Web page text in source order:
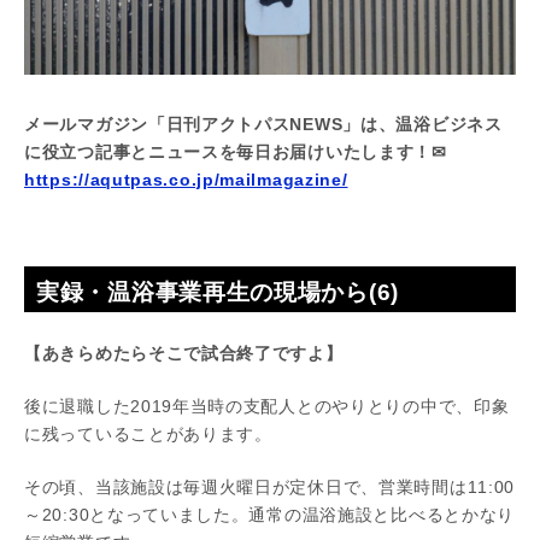
メールマガジン「日刊アクトパスNEWS」は、温浴ビジネス
に役立つ記事とニュースを毎日お届けいたします！✉
https://aqutpas.co.jp/mailmagazine/
実録・温浴事業再生の現場から(6)
【あきらめたらそこで試合終了ですよ】
後に退職した2019年当時の支配人とのやりとりの中で、印象
に残っていることがあります。
その頃、当該施設は毎週火曜日が定休日で、営業時間は11:00
～20:30となっていました。通常の温浴施設と比べるとかなり